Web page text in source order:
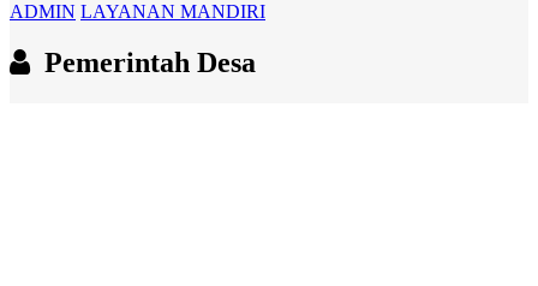
ADMIN LAYANAN MANDIRI
Pemerintah Desa